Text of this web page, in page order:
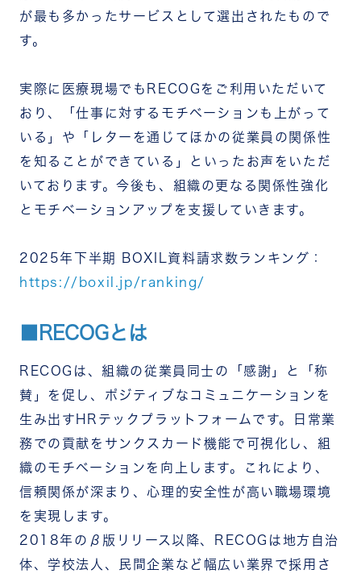
が最も多かったサービスとして選出されたもので
す。
実際に医療現場でもRECOGをご利用いただいて
おり、「仕事に対するモチベーションも上がって
いる」や「レターを通じてほかの従業員の関係性
を知ることができている」といったお声をいただ
いております。今後も、組織の更なる関係性強化
とモチベーションアップを支援していきます。
2025年下半期 BOXIL資料請求数ランキング：
https://boxil.jp/ranking/
■RECOGとは
RECOGは、組織の従業員同士の「感謝」と「称
賛」を促し、ポジティブなコミュニケーションを
生み出すHRテックプラットフォームです。日常業
務での貢献をサンクスカード機能で可視化し、組
織のモチベーションを向上します。これにより、
信頼関係が深まり、心理的安全性が高い職場環境
を実現します。
2018年のβ版リリース以降、RECOGは地方自治
体、学校法人、民間企業など幅広い業界で採用さ